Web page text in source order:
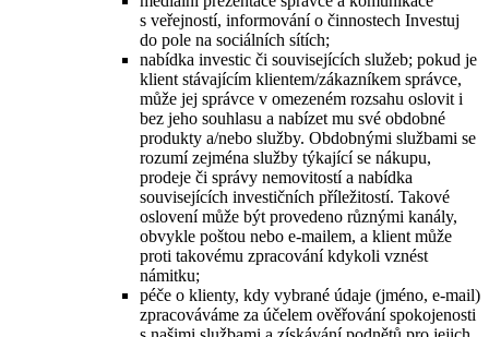
s veřejností, informování o činnostech Investuj
do pole na sociálních sítích;
nabídka investic či souvisejících služeb; pokud je
klient stávajícím klientem/zákazníkem správce,
může jej správce v omezeném rozsahu oslovit i
bez jeho souhlasu a nabízet mu své obdobné
produkty a/nebo služby. Obdobnými službami se
rozumí zejména služby týkající se nákupu,
prodeje či správy nemovitostí a nabídka
souvisejících investičních příležitostí. Takové
oslovení může být provedeno různými kanály,
obvykle poštou nebo e-mailem, a klient může
proti takovému zpracování kdykoli vznést
námitku;
péče o klienty, kdy vybrané údaje (jméno, e-mail)
zpracováváme za účelem ověřování spokojenosti